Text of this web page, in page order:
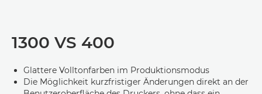
1300 VS 400
Glattere Volltonfarben im Produktionsmodus
Die Möglichkeit kurzfristiger Änderungen direkt an der